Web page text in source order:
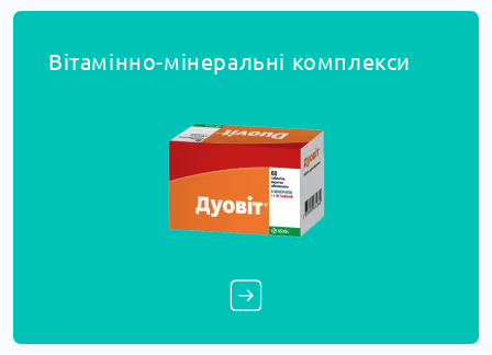
Вітамінно-мінеральні комплекси